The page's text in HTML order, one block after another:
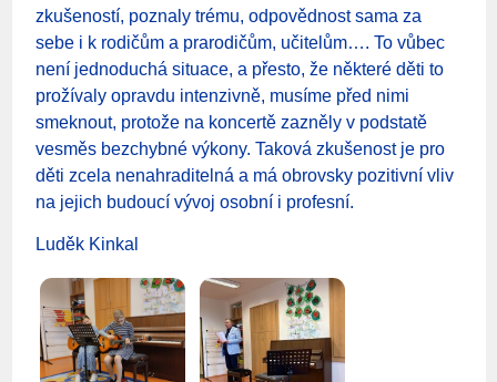
zkušeností, poznaly trému, odpovědnost sama za
sebe i k rodičům a prarodičům, učitelům…. To vůbec
není jednoduchá situace, a přesto, že některé děti to
prožívaly opravdu intenzivně, musíme před nimi
smeknout, protože na koncertě zazněly v podstatě
vesměs bezchybné výkony. Taková zkušenost je pro
děti zcela nenahraditelná a má obrovsky pozitivní vliv
na jejich budoucí vývoj osobní i profesní.
Luděk Kinkal